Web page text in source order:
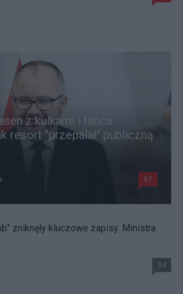
z kulkami i tańce
resort "przepalał" publiczną
67
zniknęły kluczowe zapisy. Ministra
34